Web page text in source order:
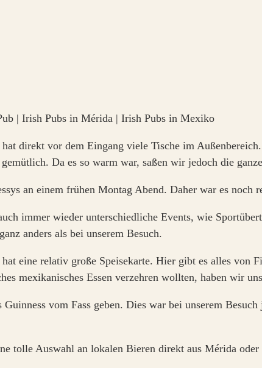
hat direkt vor dem Eingang viele Tische im
Da es so warm war, saßen wir jedoch die
an einem frühen Montag Abend. Daher war es
immer wieder unterschiedliche Events, wie
anders als bei unserem Besuch.
eine relativ große Speisekarte. Hier gibt es alles von
mexikanisches Essen verzehren wollten, haben wir
Guinness vom Fass geben. Dies war bei unserem
tolle Auswahl an lokalen Bieren direkt aus Mérida